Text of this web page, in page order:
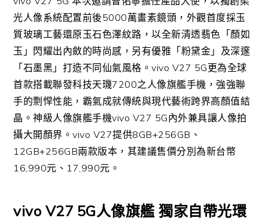
光人像系統配置前後5000萬畫素鏡頭，外觀首度採玉
質玻璃工藝還原玉石色澤紋路，以全新清透翡色「顏如
玉」閃耀出內斂的時尚感，另有優雅「粉黛金」及深邃
「石墨黑」打造不同仙氣風格。vivo V27 5G更為全球
首款搭載聯發科技天璣7200之人像旗艦手機，強強聯
手的剽悍性能，霸氣成就傳統與現代藝術跨界高顏值結
晶。神級人像旗艦手機vivo V27 5G內外兼具讓人像拍
攝大開顏界。vivo V27提供8GB+256GB、
12GB+256GB兩款版本，其建議售價分別為新台幣
16,990元、17,990元。
vivo V27 5G人像旗艦 獨家自帶光環